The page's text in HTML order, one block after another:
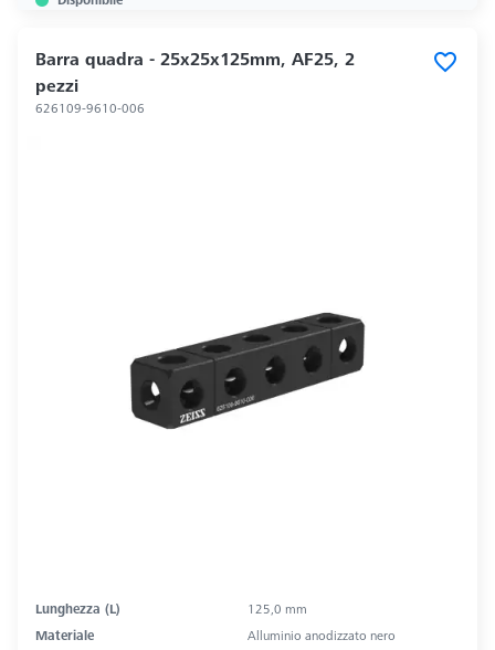
Barra quadra - 25x25x125mm, AF25, 2
pezzi
626109-9610-006
Lunghezza (L)
125,0 mm
Materiale
Alluminio anodizzato nero